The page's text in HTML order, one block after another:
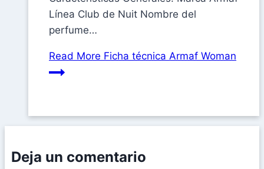
Línea Club de Nuit Nombre del
perfume…
Read More Ficha técnica Armaf Woman
Deja un comentario